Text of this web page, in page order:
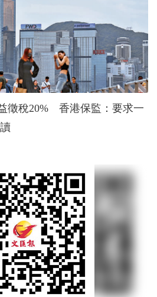
徵稅20% 香港保監：要求一